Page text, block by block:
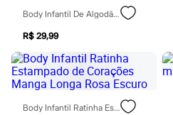
Sapatos
Sandálias e Papetes
Tênis
Moda esportiva
Acessórios
Bermudas
Camisetas
Calças
Body Infantil De Algodão Eu Amo A Mamãe Cinza
R$ 29,99
Body Infantil Ratinha Estampado De Corações Manga Longa Rosa Escuro